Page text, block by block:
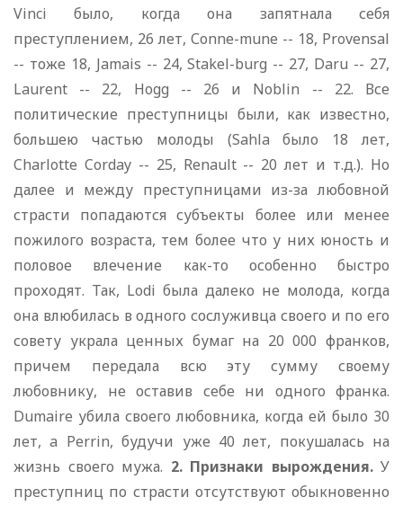
Vinci было, когда она запятнала себя
преступлением, 26 лет, Соnnе-mune -- 18, Provensal
-- тоже 18, Jamais -- 24, Stakel-burg -- 27, Daru -- 27,
Laurent -- 22, Hogg -- 26 и Noblin -- 22. Все
политические преступницы были, как известно,
большею частью молоды (Sahla было 18 лет,
Charlotte Corday -- 25, Renault -- 20 лет и т.д.). Но
далее и между преступницами из-за любовной
страсти попадаются субъекты более или менее
пожилого возраста, тем более что у них юность и
половое влечение как-то особенно быстро
проходят. Так, Lodi была далеко не молода, когда
она влюбилась в одного сослуживца своего и по его
совету украла ценных бумаг на 20 000 франков,
причем передала всю эту сумму своему
любовнику, не оставив себе ни одного франка.
Dumaire убила своего любовника, когда ей было 30
лет, a Perrin, будучи уже 40 лет, покушалась на
жизнь своего мужа. 2. Признаки вырождения.У
преступниц по страсти отсутствуют обыкновенно